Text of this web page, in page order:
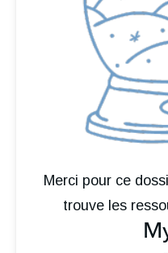
Merci pour ce
trouve les